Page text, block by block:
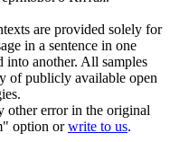
are provided solely for
in a sentence in one
into another. All samples
of publicly available open
other error in the original
option orwrite to us.